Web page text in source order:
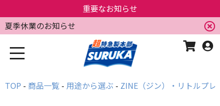
重要なお知らせ
夏季休業のお知らせ
TOP 商品一覧 用途から選ぶ ZINE（ジン）・リトルプレ